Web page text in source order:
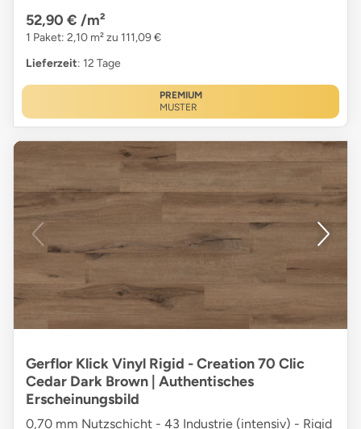
52,90 € /m²
1 Paket: 2,10 m² zu 111,09 €
Lieferzeit: 12 Tage
PREMIUM
MUSTER
Gerflor Klick Vinyl Rigid - Creation 70 Clic
Cedar Dark Brown | Authentisches
Erscheinungsbild
0,70 mm Nutzschicht - 43 Industrie (intensiv) - Rigid